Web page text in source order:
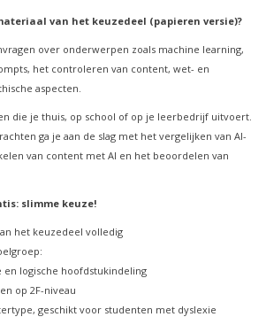
van het keuzedeel (papieren versie)?
over onderwerpen zoals machine learning,
het controleren van content, wet- en
aspecten.
die je thuis, op school of op je leerbedrijf uitvoert.
ga je aan de slag met het vergelijken van AI-
van content met AI en het beoordelen van
slimme keuze!
het keuzedeel volledig
en logische hoofdstukindeling
op 2F-niveau
geschikt voor studenten met dyslexie